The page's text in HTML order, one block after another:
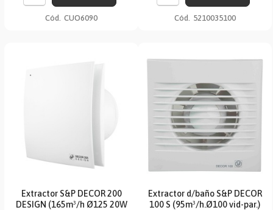
Cód. CUO6090 Cód. 5210035100
Extractor S&P DECOR 200
DESIGN (165m³/h Ø125 20W
Extractor d/baño S&P DECOR
100 S (95m³/h.Ø100 vid-par.)